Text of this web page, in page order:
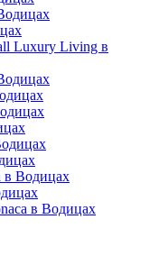
Luxury Living в
в Водицах
в Водицах